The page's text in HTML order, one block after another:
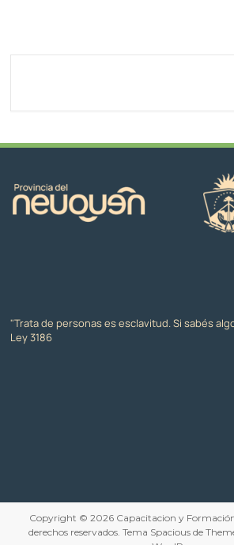
"Trata de personas es esclavitud. Si sabés
Ley 3186
Copyright © 2026 Capacitacion y
derechos reservados. Tema Spacious de